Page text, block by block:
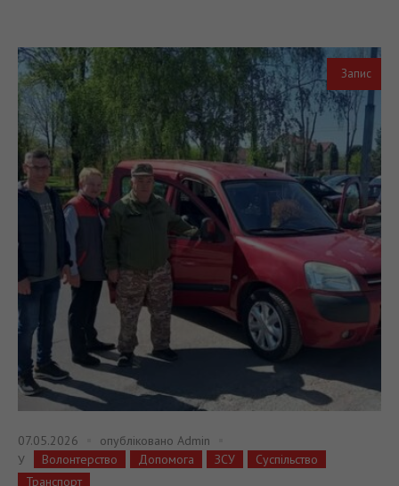
Запис
07.05.2026 опубліковано Admin
У
Волонтерство Допомога ЗСУ
Суспільство
Транспорт